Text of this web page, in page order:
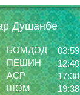
Душанбе
БОМДОД
03:59
ПЕШИН
12:40
АСР
17:38
ШОМ
19:38